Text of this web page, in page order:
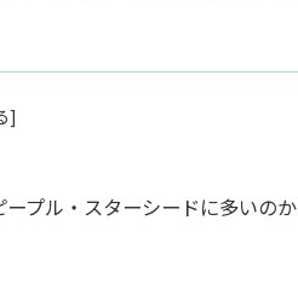
プル・スターシードに多いのか